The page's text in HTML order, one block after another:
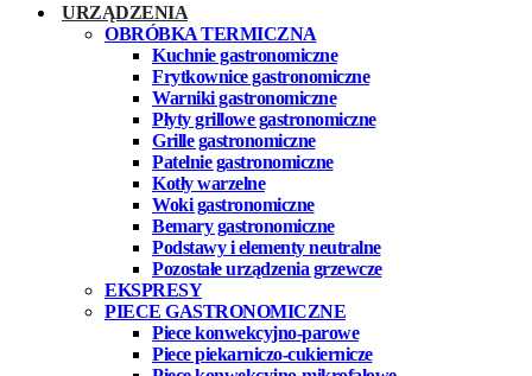
URZĄDZENIA
OBRÓBKA TERMICZNA
Kuchnie gastronomiczne
Frytkownice gastronomiczne
Warniki gastronomiczne
Płyty grillowe gastronomiczne
Grille gastronomiczne
Patelnie gastronomiczne
Kotły warzelne
Woki gastronomiczne
Bemary gastronomiczne
Podstawy i elementy neutralne
Pozostałe urządzenia grzewcze
EKSPRESY
PIECE GASTRONOMICZNE
Piece konwekcyjno-parowe
Piece piekarniczo-cukiernicze